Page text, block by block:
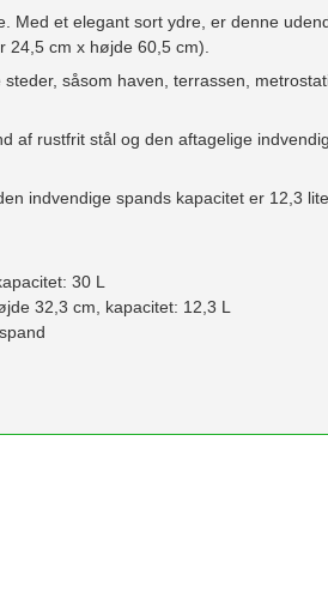
et elegant sort ydre, er denne
24,5 cm x højde 60,5 cm).
såsom haven, terrassen,
af rustfrit stål og den aftagelige
indvendige spands kapacitet er 12,3
30 L
32,3 cm, kapacitet: 12,3 L